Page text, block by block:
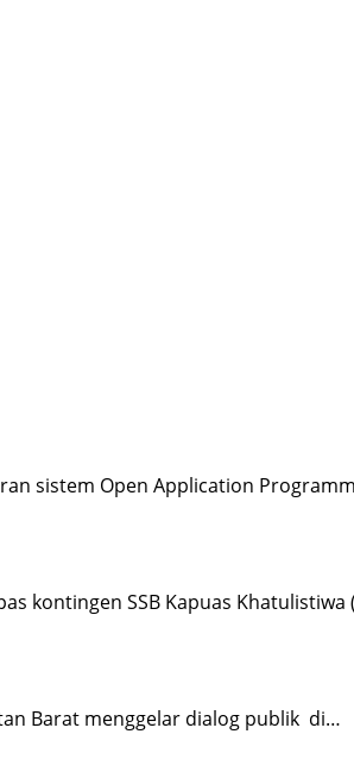
sistem Open Application
kontingen SSB Kapuas
Barat menggelar dialog publik di…